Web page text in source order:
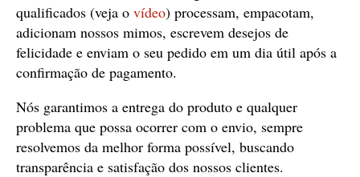
qualificados (veja o vídeo) processam, empacotam,
adicionam nossos mimos, escrevem desejos de
felicidade e enviam o seu pedido em um dia útil após a
confirmação de pagamento.
Nós garantimos a entrega do produto e qualquer
problema que possa ocorrer com o envio, sempre
resolvemos da melhor forma possível, buscando
transparência e satisfação dos nossos clientes.